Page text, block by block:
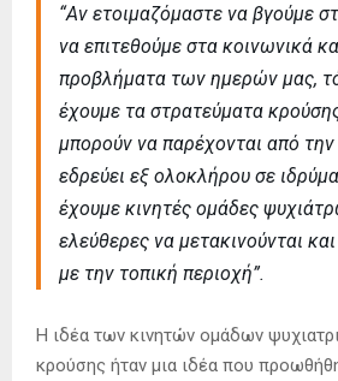
“Αν ετοιμαζόμαστε να βγούμε
να επιτεθούμε στα κοινωνικά
προβλήματα των ημερών μας,
έχουμε τα στρατεύματα
μπορούν να παρέχονται από
εδρεύει εξ ολοκλήρου σε
έχουμε κινητές ομάδες
ελεύθερες να μετακινούνται
με την τοπική περιοχή”.
Η ιδέα των κινητών ομάδων
κρούσης ήταν μια ιδέα που